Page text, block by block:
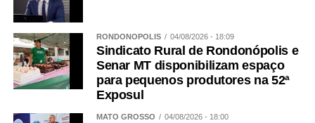
RONDONÓPOLIS 04/08/2026 - 18:09
Sindicato Rural de Rondonópolis e
Senar MT disponibilizam espaço
para pequenos produtores na 52ª
Exposul
MATO GROSSO 04/08/2026 - 18:00